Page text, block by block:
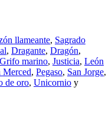
llameante, Sagrado
, Dragante, Dragón,
Grifo marino, Justicia, León
Merced, Pegaso, San Jorge,
de oro, Unicornio y